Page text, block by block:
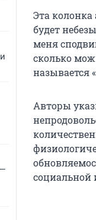
Эта
будет
меня
сколько
называется
Авторы
социальной